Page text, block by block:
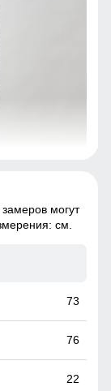
и прочным
каждом шагу.
на
местом
могут
см.
73
76
22